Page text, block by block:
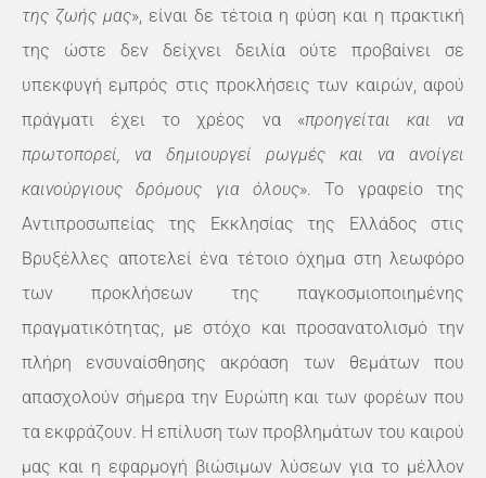
της ζωής μας», είναι δε τέτοια η φύση και η πρακτική
της ώστε δεν δείχνει δειλία ούτε προβαίνει σε
υπεκφυγή εμπρός στις προκλήσεις των καιρών, αφού
πράγματι έχει το χρέος να «προηγείται και να
πρωτοπορεί, να δημιουργεί ρωγμές και να ανοίγει
καινούργιους δρόμους για όλους». Το γραφείο της
Αντιπροσωπείας της Εκκλησίας της Ελλάδος στις
Βρυξέλλες αποτελεί ένα τέτοιο όχημα στη λεωφόρο
των προκλήσεων της παγκοσμιοποιημένης
πραγματικότητας, με στόχο και προσανατολισμό την
πλήρη ενσυναίσθησης ακρόαση των θεμάτων που
απασχολούν σήμερα την Ευρώπη και των φορέων που
τα εκφράζουν. Η επίλυση των προβλημάτων του καιρού
μας και η εφαρμογή βιώσιμων λύσεων για το μέλλον